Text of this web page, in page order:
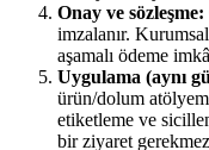
Onay ve sözleşme:
imzalanır.
aşamalı ödeme
Uygulama (aynı
ürün/dolum
etiketleme ve
bir ziyaret